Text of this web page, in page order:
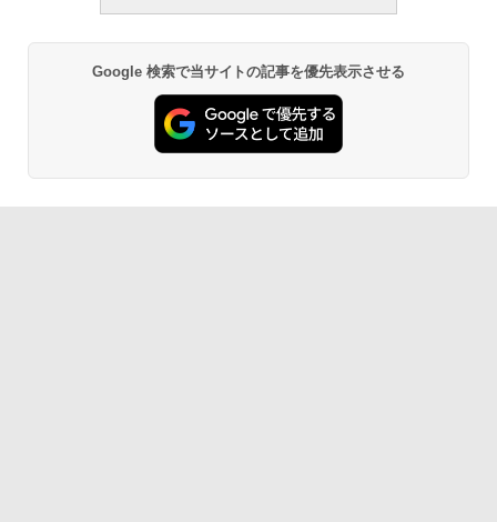
し
￥16,980
Kindle Paperwhite シグニチャーエディ
Google 検索で当サイトの記事を優先表示させる